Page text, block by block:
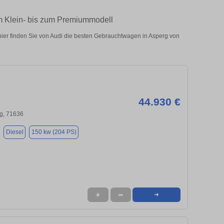
Klein- bis zum Premiummodell
finden Sie von Audi die besten Gebrauchtwagen in Asperg von
44.930 €
71636
Diesel 150 kw (204 PS)
★ ➦ ➜